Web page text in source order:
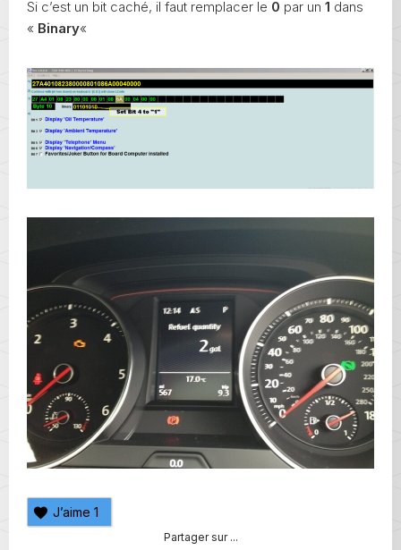
Si c’est un bit caché, il faut remplacer le 0 par un 1 dans
« Binary«
J’aime 1
Partager sur ...